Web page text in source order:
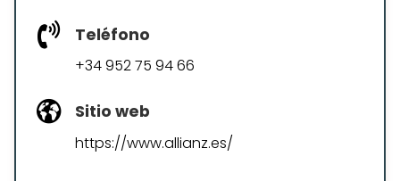
Teléfono
+34 952 75 94 66
Sitio web
https://www.allianz.es/